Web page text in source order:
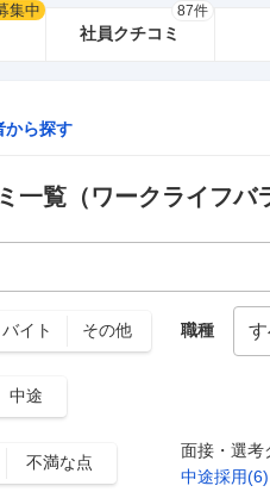
集中
社員クチコミ
87件
から探す
一覧 （ワークライフバ
バイト その他
中途
不満な点
職種
面接・選考
中途採用(6)